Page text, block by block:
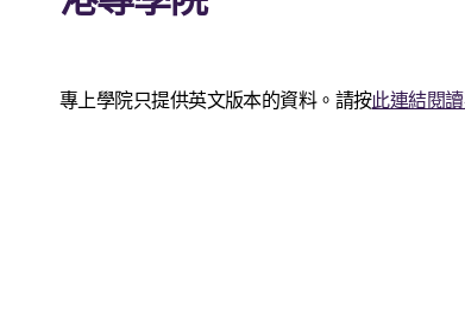
專上學院只提供英文版本的資料。請按此連結閱